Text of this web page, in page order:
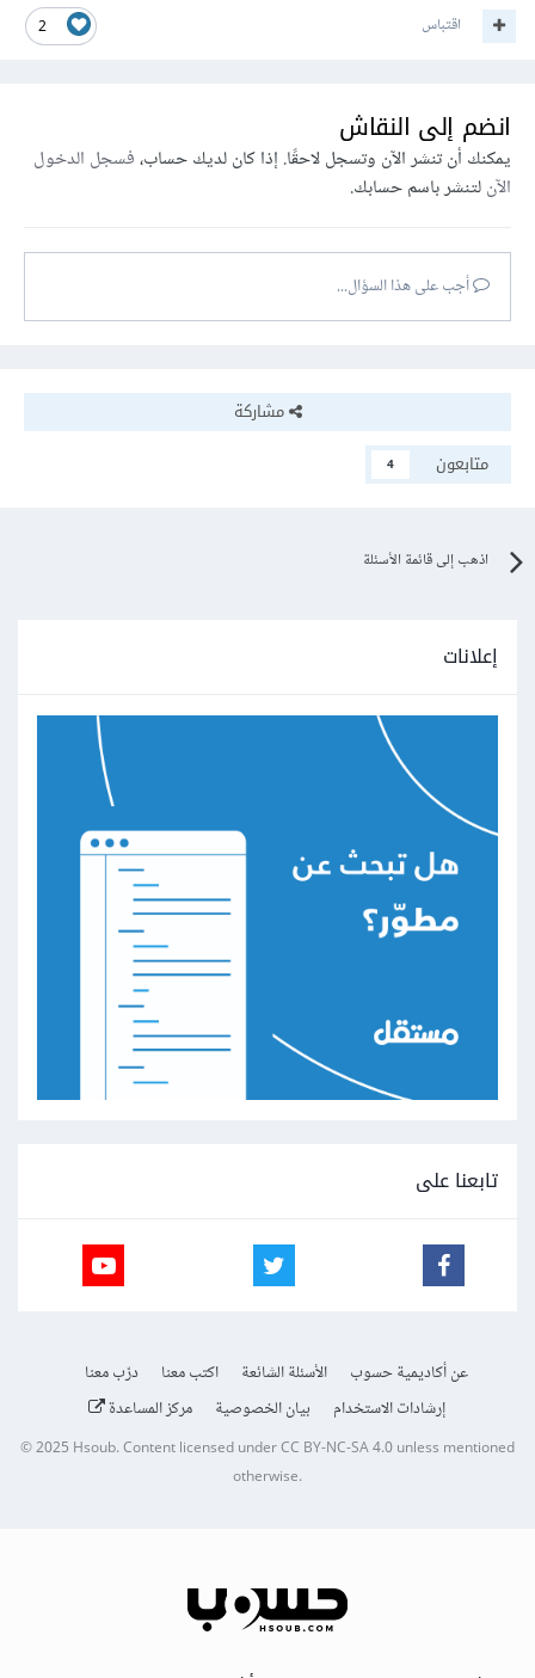
2 اقتباس
انضم إلى النقاش
يمكنك أن تنشر الآن وتسجل لاحقًا. إذا كان لديك حساب،فسجل الدخول
الآنلتنشر باسم حسابك.
أجب على هذا السؤال...
مشاركة
متابعون
4
اذهب إلى قائمة الأسئلة
إعلانات
تابعنا على
عن أكاديمية حسوب الأسئلة الشائعة اكتب معنا
درّب معنا
إرشادات الاستخدام
بيان الخصوصية مركز المساعدة
© 2025Hsoub.Content licensed underCC BY-NC-SA 4.0unless mentioned
otherwise.